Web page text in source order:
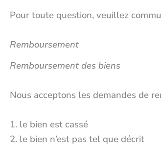
Pour toute question, veuillez
Remboursement
Remboursement des biens
Nous acceptons les demandes de
le bien est cassé
le bien n’est pas tel que décrit